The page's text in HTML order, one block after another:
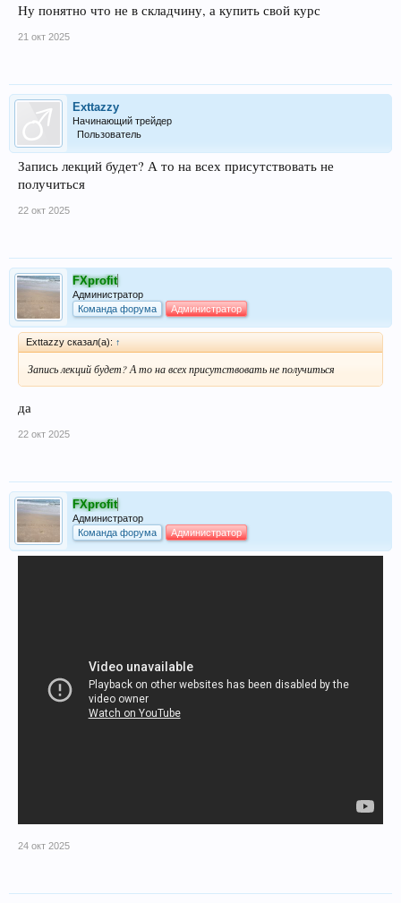
Ну понятно что не в складчину, а купить свой курс
21 окт 2025
Exttazzy
Начинающий трейдер
Пользователь
Запись лекций будет? А то на всех присутствовать не
получиться
22 окт 2025
FXprofit
Администратор
Команда форума
Администратор
Exttazzy сказал(а): ↑
Запись лекций будет? А то на всех присутствовать не получиться
да
22 окт 2025
FXprofit
Администратор
Команда форума
Администратор
24 окт 2025